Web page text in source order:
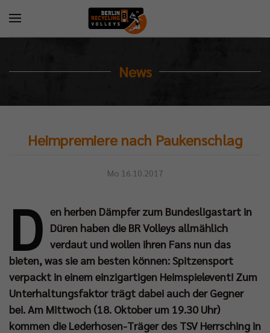
News
Heimpremiere nach Paukenschlag
Mo 16.10.2017
D en herben Dämpfer zum Bundesligastart in
Düren haben die BR Volleys allmählich
verdaut und wollen ihren Fans nun das
bieten, was sie am besten können: Spitzensport
verpackt in einem einzigartigen Heimspielevent! Zum
Unterhaltungsfaktor trägt dabei auch der Gegner
bei. Am Mittwoch (18. Oktober um 19.30 Uhr)
kommen die Lederhosen-Träger des TSV Herrsching in